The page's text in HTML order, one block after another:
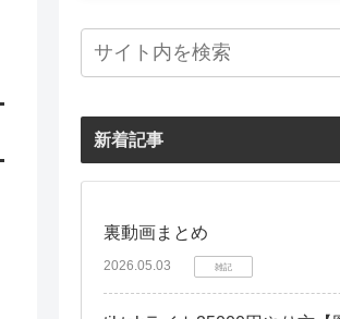
無料トライアル利用時の
YouTubeプレミアムの登
無料トライアルの確認方法
無料トライアル期間中の解約
新着記事
裏動画まとめ
2026.05.03 雑記